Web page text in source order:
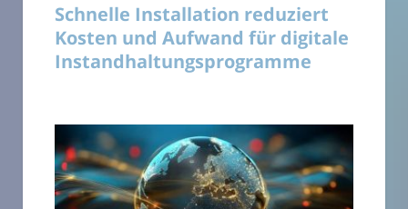
Schnelle Installation reduziert
Kosten und Aufwand für digitale
Instandhaltungsprogramme